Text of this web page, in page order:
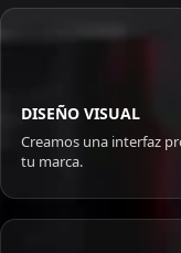
DISEÑO VISUAL
Creamos una interfaz
tu marca.